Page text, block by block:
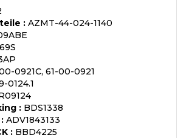
: AZMT-44-024-1140
0921C, 61-00-0921
0124.1
: BDS1338
: ADV1843133
: BBD4225